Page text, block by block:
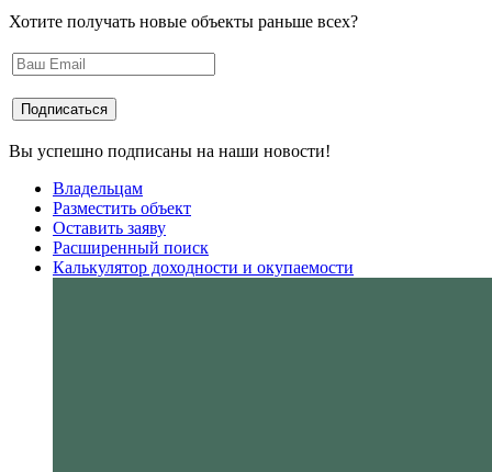
Хотите получать новые объекты раньше всех?
Вы успешно подписаны на наши новости!
Владельцам
Разместить объект
Оставить заяву
Расширенный поиск
Калькулятор доходности и окупаемости